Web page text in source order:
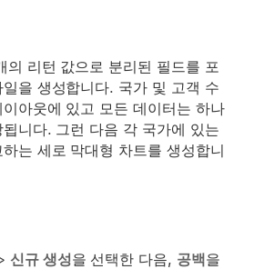
의 리턴 값으로 분리된 필드를 포
을 생성합니다. 국가 및 고객 수
아웃에 있고 모든 데이터는 하나
니다. 그런 다음 각 국가에 있는
는 세로 막대형 차트를 생성합니
신규 생성을 선택한 다음, 공백을